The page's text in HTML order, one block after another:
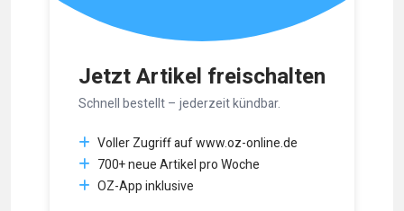
Jetzt Artikel freischalten
Schnell bestellt – jederzeit kündbar.
Voller Zugriff auf www.oz-online.de
700+ neue Artikel pro Woche
OZ-App inklusive